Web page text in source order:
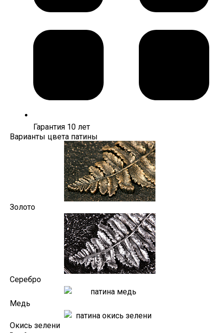
Гарантия 10 лет
Варианты цвета патины
Золото
Серебро
Медь
Окись зелени